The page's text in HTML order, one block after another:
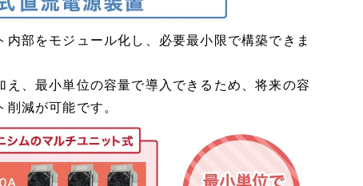
部をモジュール化し、必要最小限で構築できま
、最小単位の容量で導入できるため、将来の容
減が可能です。